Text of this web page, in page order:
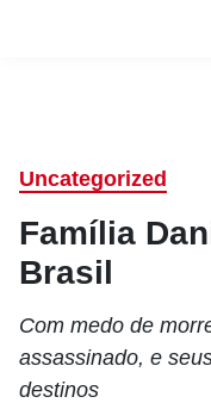
Uncategorized
Família
Brasil
Com medo de
assassinado, e
destinos